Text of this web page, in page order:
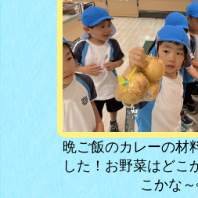
晩ご飯のカレーの材
した！お野菜はどこ
こかな